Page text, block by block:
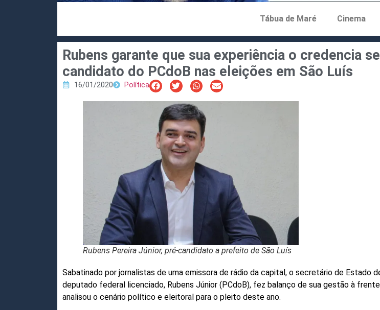
Tábua de Maré Cinema
Rubens garante que sua experiência o credencia
candidato do PCdoB nas eleições em São Luís
16/01/2020 Política
Rubens Pereira Júnior, pré-candidato a prefeito de São Luís
Sabatinado por jornalistas de uma emissora de rádio da capital, o secretário de Estado
deputado federal licenciado, Rubens Júnior (PCdoB), fez balanço de sua gestão à
analisou o cenário político e eleitoral para o pleito deste ano.